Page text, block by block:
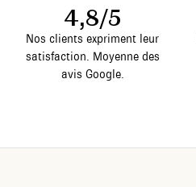
4,8/5
Nos clients expriment leur
satisfaction. Moyenne des
avis Google.